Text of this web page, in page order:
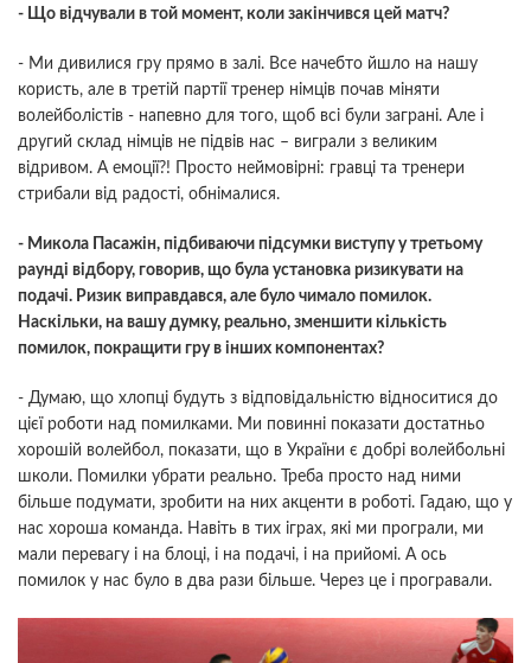
- Що відчували в той момент, коли закінчився цей матч?
- Ми дивилися гру прямо в залі. Все начебто йшло на нашу
користь, але в третій партії тренер німців почав міняти
волейболістів - напевно для того, щоб всі були заграні. Але і
другий склад німців не підвів нас – виграли з великим
відривом. А емоції?! Просто неймовірні: гравці та тренери
стрибали від радості, обнімалися.
- Микола Пасажін, підбиваючи підсумки виступу у третьому
раунді відбору, говорив, що була установка ризикувати на
подачі. Ризик виправдався, але було чимало помилок.
Наскільки, на вашу думку, реально, зменшити кількість
помилок, покращити гру в інших компонентах?
- Думаю, що хлопці будуть з відповідальністю відноситися до
цієї роботи над помилками. Ми повинні показати достатньо
хорошій волейбол, показати, що в України є добрі волейбольні
школи. Помилки убрати реально. Треба просто над ними
більше подумати, зробити на них акценти в роботі. Гадаю, що у
нас хороша команда. Навіть в тих іграх, які ми програли, ми
мали перевагу і на блоці, і на подачі, і на прийомі. А ось
помилок у нас було в два рази більше. Через це і програвали.